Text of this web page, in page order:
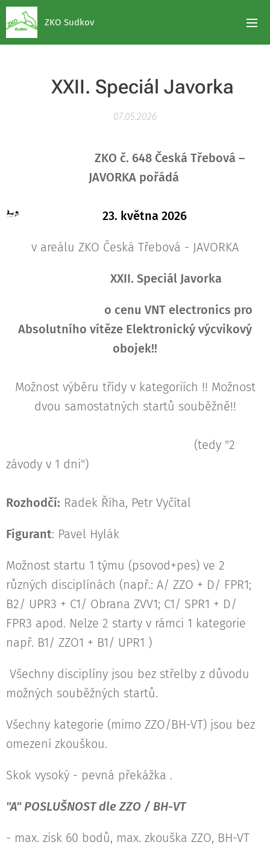
ZKO Sudkov
XXII. Speciál Javorka
07.05.2026
ZKO č. 648 Česká Třebová –
JAVORKA pořádá
23. května 2026
v areálu ZKO Česká Třebová - JAVORKA
XXII. Speciál Javorka
o cenu VNT electronics pro
Absolutního vítěze Elektronický výcvikový
obojek!!
Možnost výběru třídy v kategoriích !! Možnost
dvou samostatných startů souběžně!!
(tedy "2
závody v 1 dni")
Rozhodčí: Radek Říha, Petr Vyčítal
Figurant: Pavel Hylák
Možnost startu 1 týmu (psovod+pes) ve 2
různých disciplínách (např.: A/ ZZO + D/ FPR1;
B2/ UPR3 + C1/ Obrana ZVV1; C1/ SPR1 + D/
FPR3 apod. Nelze 2 starty v rámci 1 kategorie
např. B1/ ZZO1 + B1/ UPR1 )
Všechny disciplíny jsou bez střelby z důvodu
možných souběžných startů.
Všechny kategorie (mimo ZZO/BH-VT) jsou bez
omezení zkouškou.
Skok vysoký - pevná překážka .
"A" POSLUŠNOST dle ZZO / BH-VT
- max. zisk 60 bodů, max. zkouška ZZO, BH-VT